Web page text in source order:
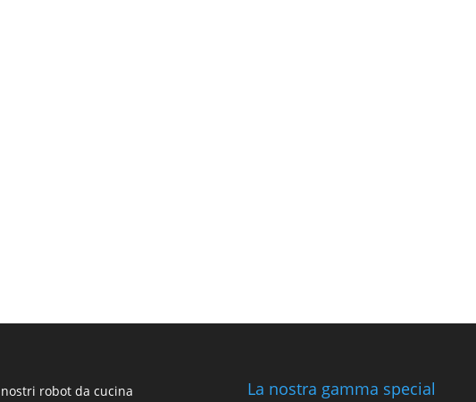
robot da cucina
La nostra gamma special